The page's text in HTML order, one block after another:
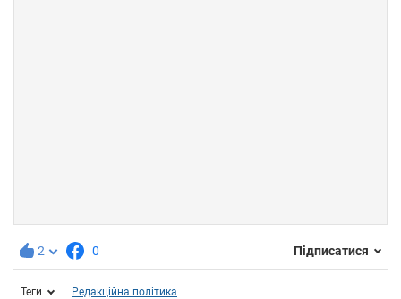
2 0 Підписатися
Теги Редакційна політика